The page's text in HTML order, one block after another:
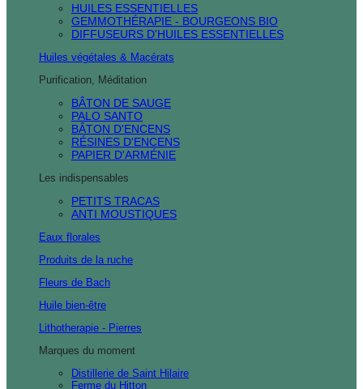
HUILES ESSENTIELLES
GEMMOTHÉRAPIE - BOURGEONS BIO
DIFFUSEURS D'HUILES ESSENTIELLES
Huiles végétales & Macérats
Purification, Méditation
BÂTON DE SAUGE
PALO SANTO
BÂTON D'ENCENS
RÉSINES D'ENCENS
PAPIER D'ARMÉNIE
Les indispensables
PETITS TRACAS
ANTI MOUSTIQUES
Eaux florales
Produits de la ruche
Fleurs de Bach
Huile bien-être
Lithotherapie - Pierres
Marques du moment
Distillerie de Saint Hilaire
Ferme du Hitton